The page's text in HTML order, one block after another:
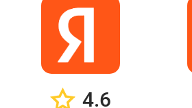
4.6